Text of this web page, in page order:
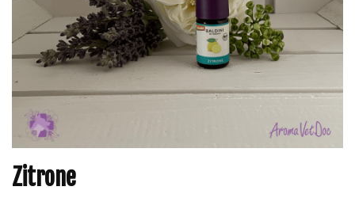
Zitrone